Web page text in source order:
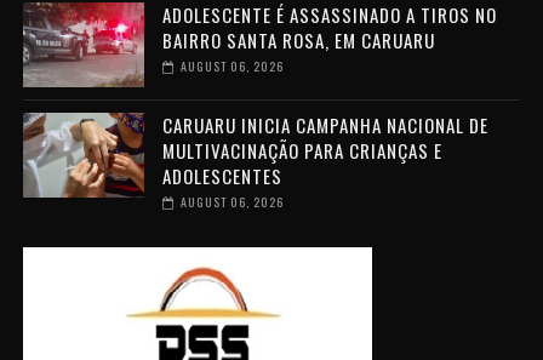
ADOLESCENTE É ASSASSINADO A TIROS NO
BAIRRO SANTA ROSA, EM CARUARU
AUGUST 06, 2026
CARUARU INICIA CAMPANHA NACIONAL DE
MULTIVACINAÇÃO PARA CRIANÇAS E
ADOLESCENTES
AUGUST 06, 2026